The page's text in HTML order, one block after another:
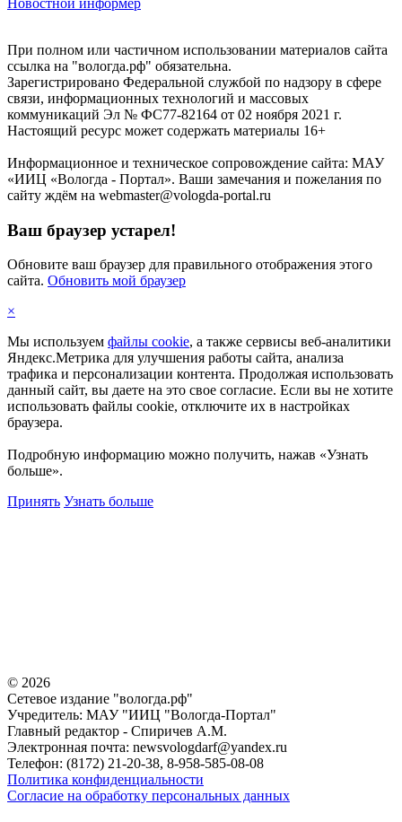
© 2026
Сетевое издание "вологда.рф"
Учредитель: МАУ "ИИЦ "Вологда-Портал"
Главный редактор - Спиричев А.М.
Электронная почта: newsvologdarf@yandex.ru
Телефон: (8172) 21-20-38, 8-958-585-08-08
Политика конфиденциальности
Согласие на обработку персональных данных
При полном или частичном использовании материалов сайта
ссылка на "вологда.рф" обязательна.
Зарегистрировано Федеральной службой по надзору в сфере
связи, информационных технологий и массовых
коммуникаций Эл № ФС77-82164 от 02 ноября 2021 г.
Настоящий ресурс может содержать материалы 16+
Информационное и техническое сопровождение сайта: МАУ
«ИИЦ «Вологда - Портал». Ваши замечания и пожелания по
сайту ждём на webmaster@vologda-portal.ru
Ваш браузер устарел!
Обновите ваш браузер для правильного отображения этого
сайта. Обновить мой браузер
×
Мы используем файлы cookie, а также сервисы веб-аналитики
Яндекс.Метрика для улучшения работы сайта, анализа
трафика и персонализации контента. Продолжая использовать
данный сайт, вы даете на это свое согласие. Если вы не хотите
использовать файлы cookie, отключите их в настройках
браузера.
Подробную информацию можно получить, нажав «Узнать
больше».
Принять Узнать больше